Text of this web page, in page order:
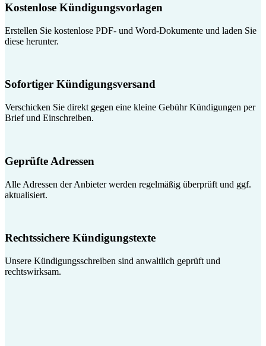
Kostenlose Kündigungsvorlagen
Erstellen Sie kostenlose PDF- und Word-Dokumente und laden Sie
diese herunter.
Sofortiger Kündigungsversand
Verschicken Sie direkt gegen eine kleine Gebühr Kündigungen per
Brief und Einschreiben.
Geprüfte Adressen
Alle Adressen der Anbieter werden regelmäßig überprüft und ggf.
aktualisiert.
Rechtssichere Kündigungstexte
Unsere Kündigungsschreiben sind anwaltlich geprüft und
rechtswirksam.